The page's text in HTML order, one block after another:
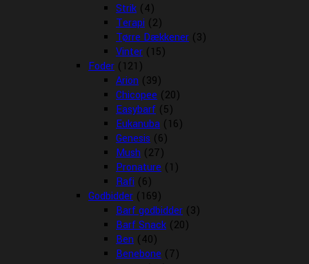
Strik (4)
Terapi (2)
Tørre Dækkener (3)
Vinter (15)
Foder (121)
Arion (39)
Chicopee (20)
Easybarf (5)
Eukanuba (16)
Genesis (6)
Mush (27)
Pronature (1)
Rafi (6)
Godbidder (169)
Barf godbidder (3)
Barf Snack (20)
Ben (40)
Benebone (7)